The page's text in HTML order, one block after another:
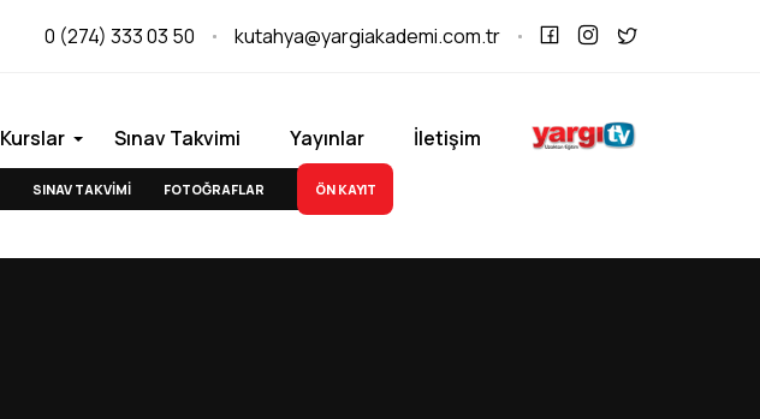
0 (274) 333 03 50 kutahya@yargiakademi.com.tr
Kurslar Sınav Takvimi Yayınlar İletişim
SINAV TAKVİMİ FOTOĞRAFLAR ÖN KAYIT